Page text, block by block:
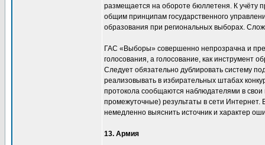
размещается на обороте бюллетеня. К учёту
общим принципам государственного
образования при региональных выборах.
ГАС «Выборы» совершенно непрозрачна и
голосования, а голосование, как инструмент
Следует обязательно дублировать систему
реализовывать в избирательных штабах
протокола сообщаются наблюдателями в свои
промежуточные) результаты в сети
немедленно выяснить источник и характер
13. Армия